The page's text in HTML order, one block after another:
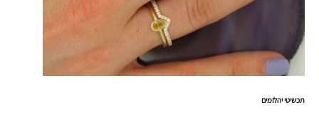
תכשיטי יהלומים